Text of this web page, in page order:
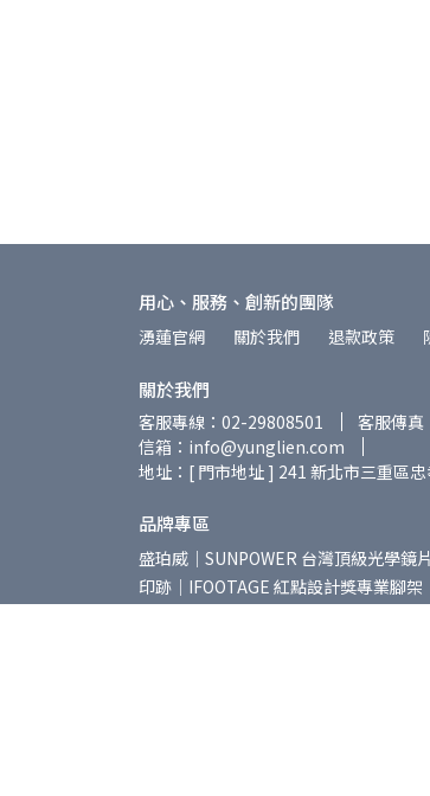
用心、服務、創新的團隊
湧蓮官網 關於我們 退款政策
關於我們
客服專線：02-29808501 客服傳
信箱：info@yunglien.com
地址：[ 門市地址 ] 241 新北市三重區
品牌專區
盛珀威｜SUNPOWER 台灣頂級光學鏡片
印跡｜IFOOTAGE 紅點設計獎專業腳架